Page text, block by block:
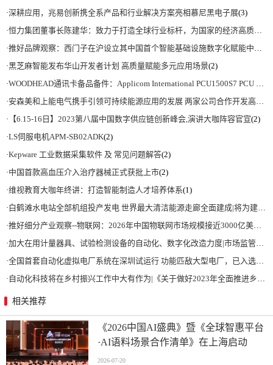
·深耕应用，兆易创新携全系产品和行业解决方案亮相慕尼黑电子展(3)
·恒力集团董事长陈建华：致力于打造全球行业标杆，为国家的经济高质量发展贡献更大力量|上海电气集团党委书记、董事长吴磊来访
·推好品牌观察：西门子在沪设立其中国首个智能基础设施数字化赋能中心
·黑芝麻智能发布华山开发者计划 高质量赋能多元应用场景(2)
·WOODHEAD通讯卡备品备件：Applicom International PCU1500S7 PCU 1500 S7 V4.5.0
·安森美和上能电气携手引领可持续能源应用的发展 两家公司合作开发高性能储能和太阳能组串式逆变器方案 以实现可持续的未来
· 【6.15-16日】2023第八届中国数字供应链创新峰会,演讲大咖阵容官宣(2)
·LS伺服电机APM-SB02ADK(2)
·Kepware 工业数据采集软件 及 常见问题解答(2)
·中国首款高血压介入治疗器械正式获批上市(2)
·维视教育大咖年终讲：打造智能制造人才培养体系(1)
·白鹤滩水电站全部机组投产发电 世界最大清洁能源走廊全面建成|将为建设新型能源体系、保障国家能源安全、实现“双碳”目标提供有力支撑
·推好细分产业观察--物联网：2026年中国物联网市场规模接近3000亿美元 智慧工厂、智慧城市、智慧电网等将占60%以上
·加大在用计量器具、试验检测设备的自动化、数字化改造力度|市场监管总局 工业和信息化部 关于促进企业计量能力提升的指导意见
·全国首套自动化虚拟电厂系统在深圳试运行 功能匹敌大型电厂，已入选国际典型案例
· 自动化科技将在乡村振兴工作中大有作为|《关于做好2023年全面推进乡村振兴重点工作的意见》发布
相关推荐
《2026中国AI盛典》暨《全球智惠平台
·AI语料场景合作清单》在上海启动
2026-07-20